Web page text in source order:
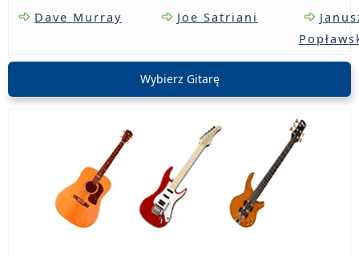
Dave Murray
Joe Satriani
Wybierz Gitarę